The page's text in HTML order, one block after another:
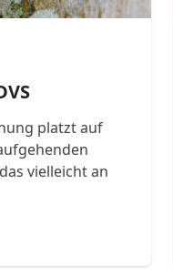
platzt auf
vielleicht an